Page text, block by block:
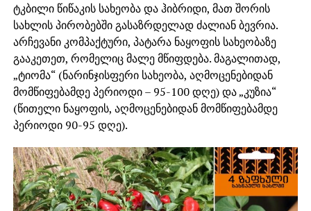
ტკბილი წიწაკის სახეობა და ჰიბრიდი, მათ შორის
სახლის პირობებში გასაზრდელად ძალიან ბევრია.
არჩევანი კომპაქტური, პატარა ნაყოფის სახეობაზე
გააკეთეთ, რომელიც მალე მწიფდება. მაგალითად,
„ტიომა“ (ნარინჯისფერი სახეობა, აღმოცენებიდან
მომწიფებამდე პერიოდი – 95-100 დღე) და „კუზია“
(წითელი ნაყოფის, აღმოცენებიდან მომწიფებამდე
პერიოდი 90-95 დღე).